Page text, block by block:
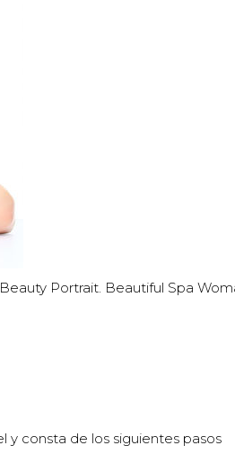
Portrait. Beautiful Spa
y consta de los siguientes pasos